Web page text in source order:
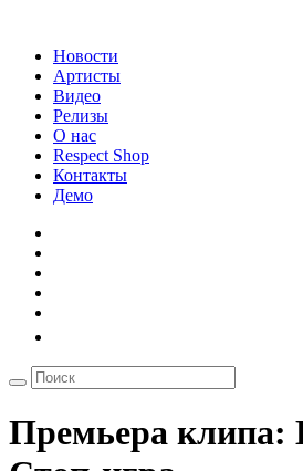
Новости
Артисты
Видео
Релизы
О нас
Respect Shop
Контакты
Демо
Премьера клипа: